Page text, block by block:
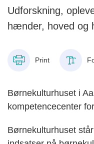
Udforskning,
hænder, hoved og
Print
Børnekulturhuset i
kompetencecenter
Børnekulturhuset